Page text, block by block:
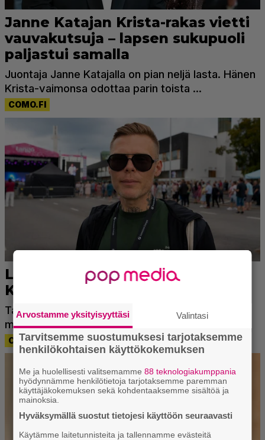
Arvostamme yksityisyyttäsi Valintasi
Tarvitsemme suostumuksesi tarjotaksemme
henkilökohtaisen käyttökokemuksen
Me ja huolellisesti valitsemamme88 teknologiakumppania
hyödynnämme henkilötietoja tarjotaksemme paremman
käyttäjäkokemuksen sekä kohdentaaksemme sisältöä ja
mainoksia.
Hyväksymällä suostut tietojesi käyttöön seuraavasti
Käytämme laitetunnisteita ja tallennamme evästeitä